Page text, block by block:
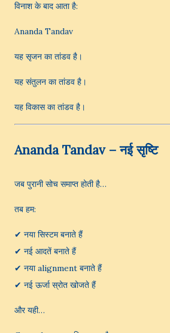
विनाश के बाद आता है:
Ananda Tandav
यह सृजन का तांडव है।
यह संतुलन का तांडव है।
यह विकास का तांडव है।
Ananda Tandav – नई सृष्टि
जब पुरानी सोच समाप्त होती है…
तब हम:
✔ नया सिस्टम बनाते हैं
✔ नई आदतें बनाते हैं
✔ नया alignment बनाते हैं
✔ नई ऊर्जा स्रोत खोजते हैं
और यही…